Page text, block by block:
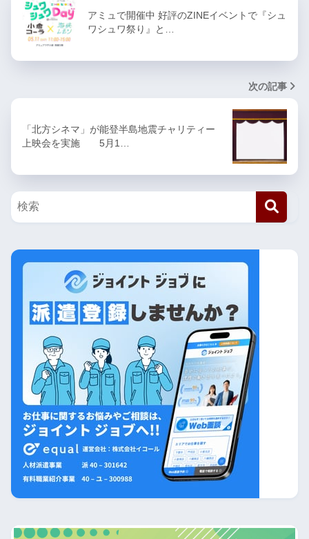
アミュで開催中 好評のZINEイベントで『シュ
ワシュワ祭り』と…
次の記事
「北方シネマ」が能登半島地震チャリティー
上映会を実施 5月1…